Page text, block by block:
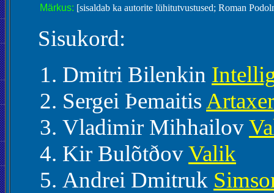
Märkus: [sisaldab ka autorite lühitutvustused; Roman
Sisukord:
Dmitri Bilenkin
Sergei Þemaitis
Vladimir Mihhailov
Kir BulõtðovValik
Andrei Dmitruk